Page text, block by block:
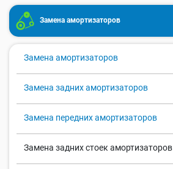
Замена амортизаторов
Замена амортизаторов
Замена задних амортизаторов
Замена передних амортизаторов
Замена задних стоек амортизаторов